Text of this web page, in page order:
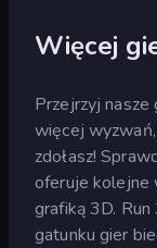
Więcej
Przejrzyj nasze
więcej
zdołasz!
oferuje kolejne
grafiką 3D.
gatunku gier